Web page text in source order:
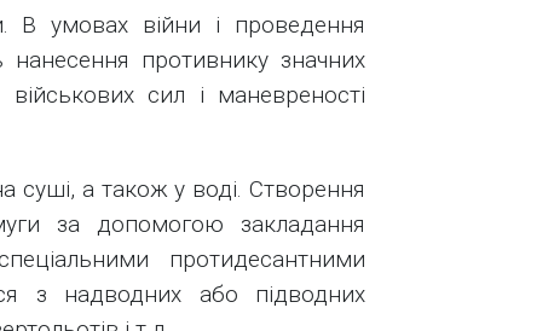
В умовах війни і проведення
нанесення противнику значних
сил і маневреності
суші, а також у воді. Створення
за допомогою закладання
протидесантними
з надводних або підводних